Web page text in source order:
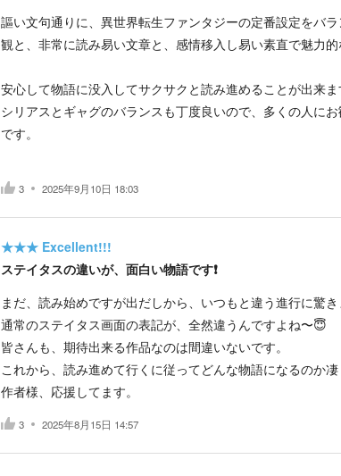
謳い文句通りに、異世界転生ファンタジーの定番設定をバ
観と、非常に読み易い文章と、感情移入し易い素直で魅力的
安心して物語に没入してサクサクと読み進めることが出来ま
シリアスとギャグのバランスも丁度良いので、多くの人に
です。
3 2025年9月10日 18:03
★★★ Excellent!!!
ステイタスの違いが、面白い物語です❗️
まだ、読み始めですが出だしから、いつもと違う進行に驚
通常のステイタス画面の表記が、全然違うんですよね〜😇
皆さんも、期待出来る作品なのは間違いないです。
これから、読み進めて行くに従ってどんな物語になるのか
作者様、応援してます。
3 2025年8月15日 14:57